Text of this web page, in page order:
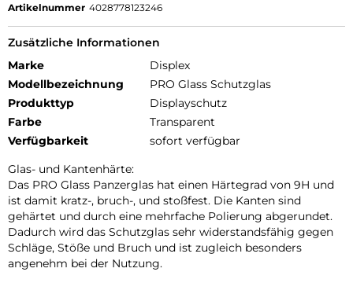
Artikelnummer 4028778123246
Zusätzliche Informationen
Marke
Displex
Modellbezeichnung
PRO Glass Schutzglas
Produkttyp
Displayschutz
Farbe
Transparent
Verfügbarkeit
sofort verfügbar
Glas- und Kantenhärte:
Das PRO Glass Panzerglas hat einen Härtegrad von 9H und
ist damit kratz-, bruch-, und stoßfest. Die Kanten sind
gehärtet und durch eine mehrfache Polierung abgerundet.
Dadurch wird das Schutzglas sehr widerstandsfähig gegen
Schläge, Stöße und Bruch und ist zugleich besonders
angenehm bei der Nutzung.